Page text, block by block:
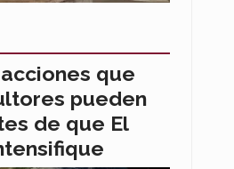
que
pueden
de que El